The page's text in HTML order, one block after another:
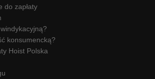
do zapłaty
konsumencką?
Hoist Polska